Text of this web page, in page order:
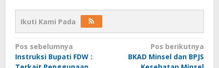
Ikuti Kami Pada
Navigasi
pos
Pos sebelumnya
Instruksi Bupati FDW :
Pos berikutnya
BKAD Minsel dan BPJS